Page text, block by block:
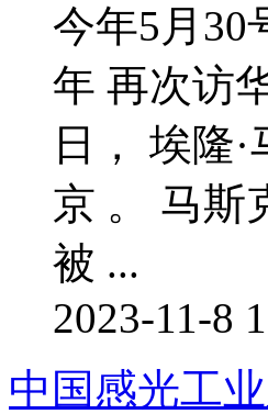
今年5月30
年 再次访
日， 埃隆
京 。 马斯
被 ...
2023-11-8
中国感光工